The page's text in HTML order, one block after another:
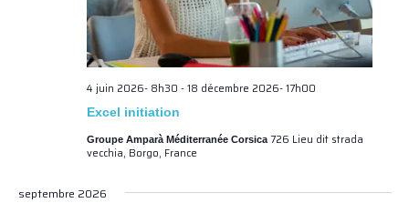
Excel initiation
4 juin 2026- 8h30 -18 décembre 2026- 17h00
Groupe Amparà Méditerranée Corsica 726 Lieu dit strada
vecchia, Borgo, France
septembre 2026